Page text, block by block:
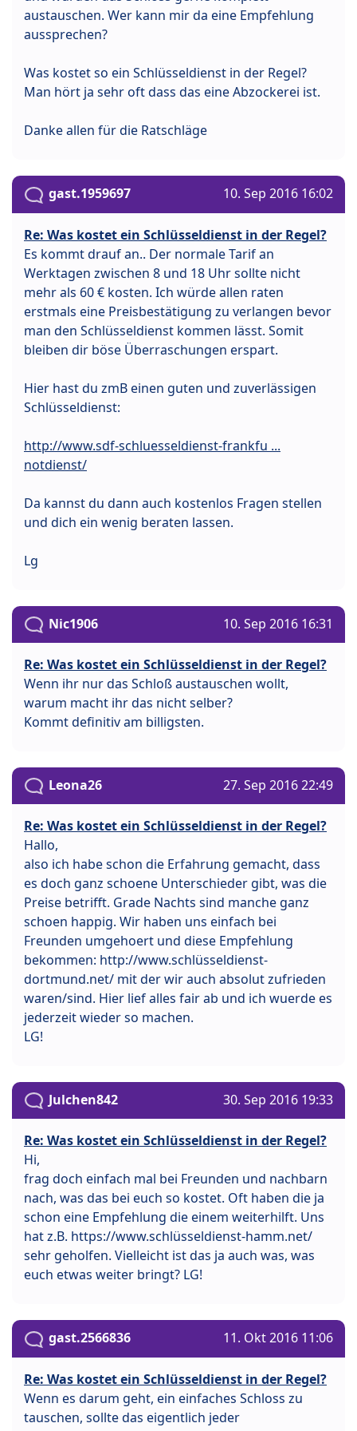
austauschen. Wer kann mir da eine Empfehlung
aussprechen?
Was kostet so ein Schlüsseldienst in der Regel?
Man hört ja sehr oft dass das eine Abzockerei ist.
Danke allen für die Ratschläge
gast.1959697 10. Sep 2016 16:02
Re: Was kostet ein Schlüsseldienst in der Regel?
Es kommt drauf an.. Der normale Tarif an
Werktagen zwischen 8 und 18 Uhr sollte nicht
mehr als 60 € kosten. Ich würde allen raten
erstmals eine Preisbestätigung zu verlangen bevor
man den Schlüsseldienst kommen lässt. Somit
bleiben dir böse Überraschungen erspart.
Hier hast du zmB einen guten und zuverlässigen
Schlüsseldienst:
http://www.sdf-schluesseldienst-frankfu ...
notdienst/
Da kannst du dann auch kostenlos Fragen stellen
und dich ein wenig beraten lassen.
Lg
Nic1906 10. Sep 2016 16:31
Re: Was kostet ein Schlüsseldienst in der Regel?
Wenn ihr nur das Schloß austauschen wollt,
warum macht ihr das nicht selber?
Kommt definitiv am billigsten.
Leona26 27. Sep 2016 22:49
Re: Was kostet ein Schlüsseldienst in der Regel?
Hallo,
also ich habe schon die Erfahrung gemacht, dass
es doch ganz schoene Unterschieder gibt, was die
Preise betrifft. Grade Nachts sind manche ganz
schoen happig. Wir haben uns einfach bei
Freunden umgehoert und diese Empfehlung
bekommen: http://www.schlüsseldienst-
dortmund.net/ mit der wir auch absolut zufrieden
waren/sind. Hier lief alles fair ab und ich wuerde es
jederzeit wieder so machen.
LG!
Julchen842 30. Sep 2016 19:33
Re: Was kostet ein Schlüsseldienst in der Regel?
Hi,
frag doch einfach mal bei Freunden und nachbarn
nach, was das bei euch so kostet. Oft haben die ja
schon eine Empfehlung die einem weiterhilft. Uns
hat z.B. https://www.schlüsseldienst-hamm.net/
sehr geholfen. Vielleicht ist das ja auch was, was
euch etwas weiter bringt? LG!
gast.2566836 11. Okt 2016 11:06
Re: Was kostet ein Schlüsseldienst in der Regel?
Wenn es darum geht, ein einfaches Schloss zu
tauschen, sollte das eigentlich jeder